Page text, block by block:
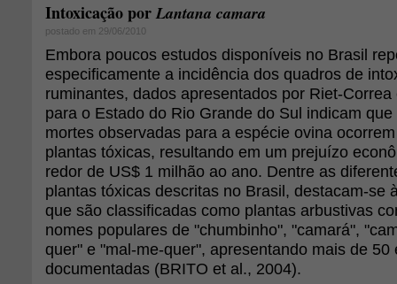
Intoxicação por Lantana camara
postado em 29/06/2010
Embora poucos estudos disponíveis no Brasil
especificamente a incidência dos quadros de
ruminantes, dados apresentados por Riet-
para o Estado do Rio Grande do Sul indicam
mortes observadas para a espécie ovina
plantas tóxicas, resultando em um prejuízo
redor de US$ 1 milhão ao ano. Dentre as
plantas tóxicas descritas no Brasil, destacam-se
que são classificadas como plantas arbustivas
nomes populares de "chumbinho", "camará",
quer" e "mal-me-quer", apresentando mais de 50
documentadas (BRITO et al., 2004).